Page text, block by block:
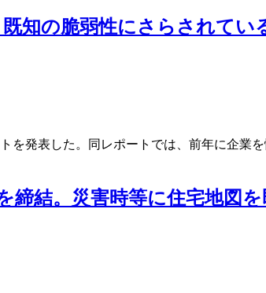
知の脆弱性にさらされてい
を発表した。同レポートでは、前年に企
締結。災害時等に住宅地図